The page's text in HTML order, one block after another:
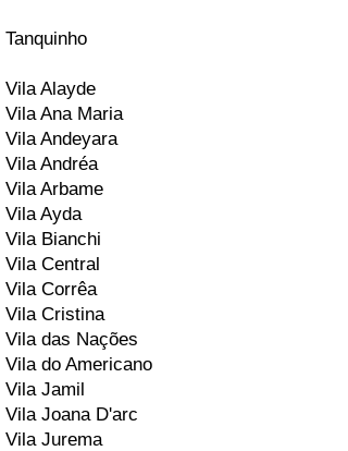
Tanquinho
Vila Alayde
Vila Ana Maria
Vila Andeyara
Vila Andréa
Vila Arbame
Vila Ayda
Vila Bianchi
Vila Central
Vila Corrêa
Vila Cristina
Vila das Nações
Vila do Americano
Vila Jamil
Vila Joana D'arc
Vila Jurema